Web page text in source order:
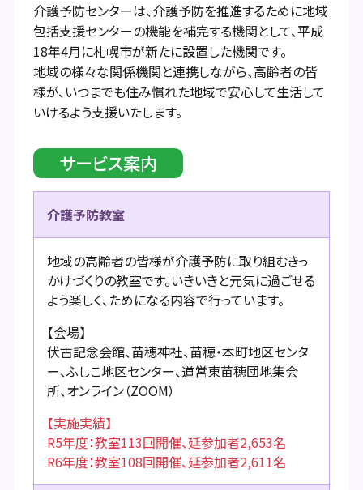
介護予防センターは、介護予防を推進するために地域
包括支援センターの機能を補完する機関として、平成
18年4月に札幌市が新たに設置した機関です。
地域の様々な関係機関と連携しながら、高齢者の皆
様が、いつまでも住み慣れた地域で安心して生活して
いけるよう支援いたします。
サービス案内
介護予防教室
地域の高齢者の皆様が介護予防に取り組むきっ
かけづくりの教室です。いきいきと元気に過ごせる
よう楽しく、ためになる内容で行っています。
【会場】
伏古記念会館、苗穂神社、苗穂・本町地区センタ
ー、ふしこ地区センター、道営東苗穂団地集会
所、オンライン（ZOOM）
【実施実績】
R5年度：教室113回開催、延参加者2,653名
R6年度：教室108回開催、延参加者2,611名